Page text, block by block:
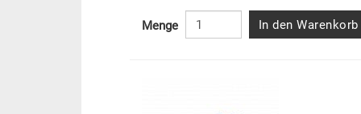
Menge In den Warenkorb